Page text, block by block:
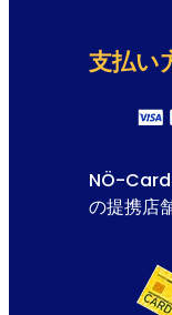
支払い
NÖ-
の提携店